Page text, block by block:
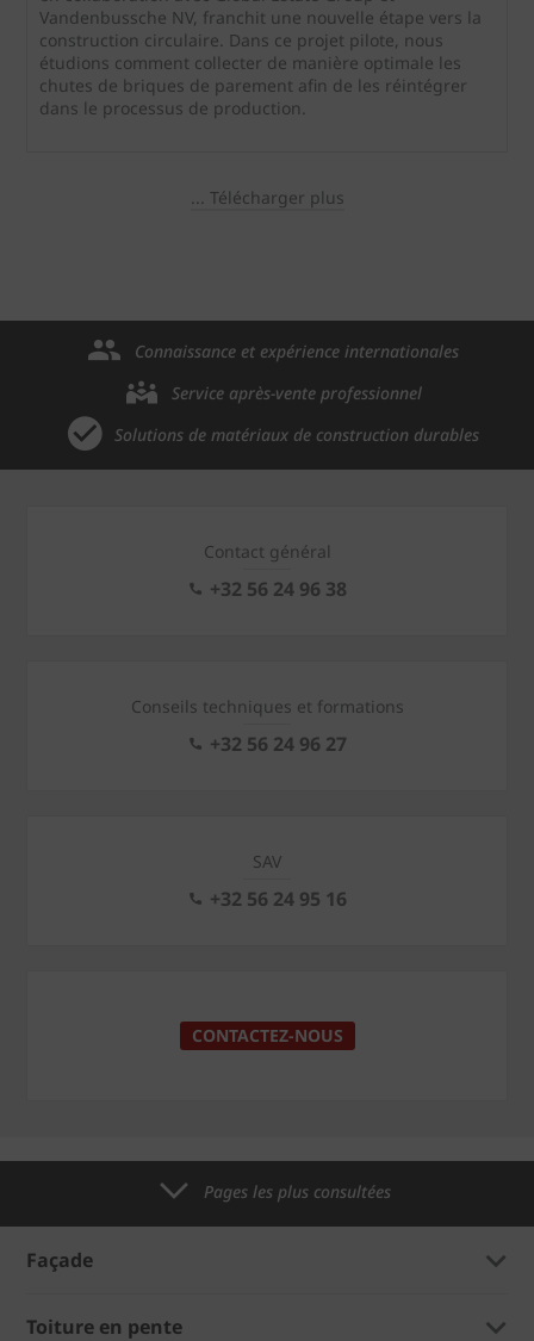
Vandenbussche NV, franchit une nouvelle étape vers la
construction circulaire. Dans ce projet pilote, nous
étudions comment collecter de manière optimale les
chutes de briques de parement afin de les réintégrer
dans le processus de production.
... Télécharger plus
Connaissance et expérience internationales
Service après-vente professionnel
Solutions de matériaux de construction durables
Contact général
+32 56 24 96 38
Conseils techniques et formations
+32 56 24 96 27
SAV
+32 56 24 95 16
CONTACTEZ-NOUS
Pages les plus consultées
Façade
Toiture en pente